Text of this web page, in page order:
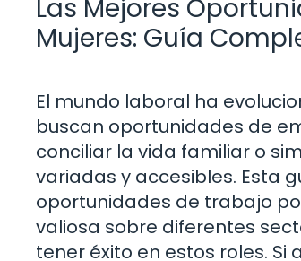
Las Mejores
Mujeres: Guía
El mundo laboral ha
buscan oportunidades de
conciliar la vida familiar o
variadas y accesibles. Esta
oportunidades de trabajo
valiosa sobre diferentes
tener éxito en estos roles.